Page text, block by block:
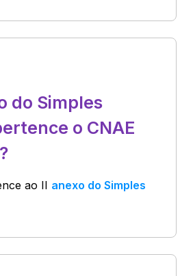
do Simples
o CNAE
ao II anexo do Simples